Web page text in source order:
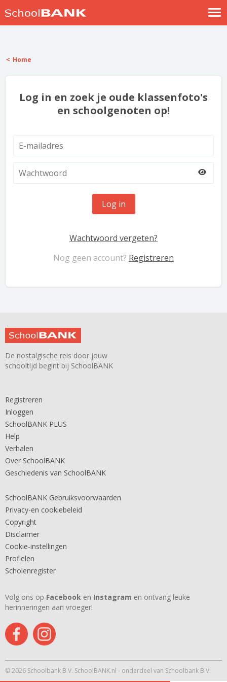
Help
Home
Log in en zoek je oude klassenfoto's
en schoolgenoten op!
Log in
Wachtwoord vergeten?
Nog geen account? Registreren
De nostalgische reis door jouw
schooltijd begint bij SchoolBANK
Registreren
Inloggen
SchoolBANK PLUS
Help
Verhalen
Over SchoolBANK
Geschiedenis van SchoolBANK
SchoolBANK Gebruiksvoorwaarden
Privacy-en cookiebeleid
Copyright
Disclaimer
Cookie-instellingen
Profielen
Scholenregister
Volg ons op Facebook en Instagram en ontvang leuke
herinneringen aan vroeger!
© 2026 Schoolbank B.V. SchoolBANK.nl - onderdeel van Schoolbank B.V.